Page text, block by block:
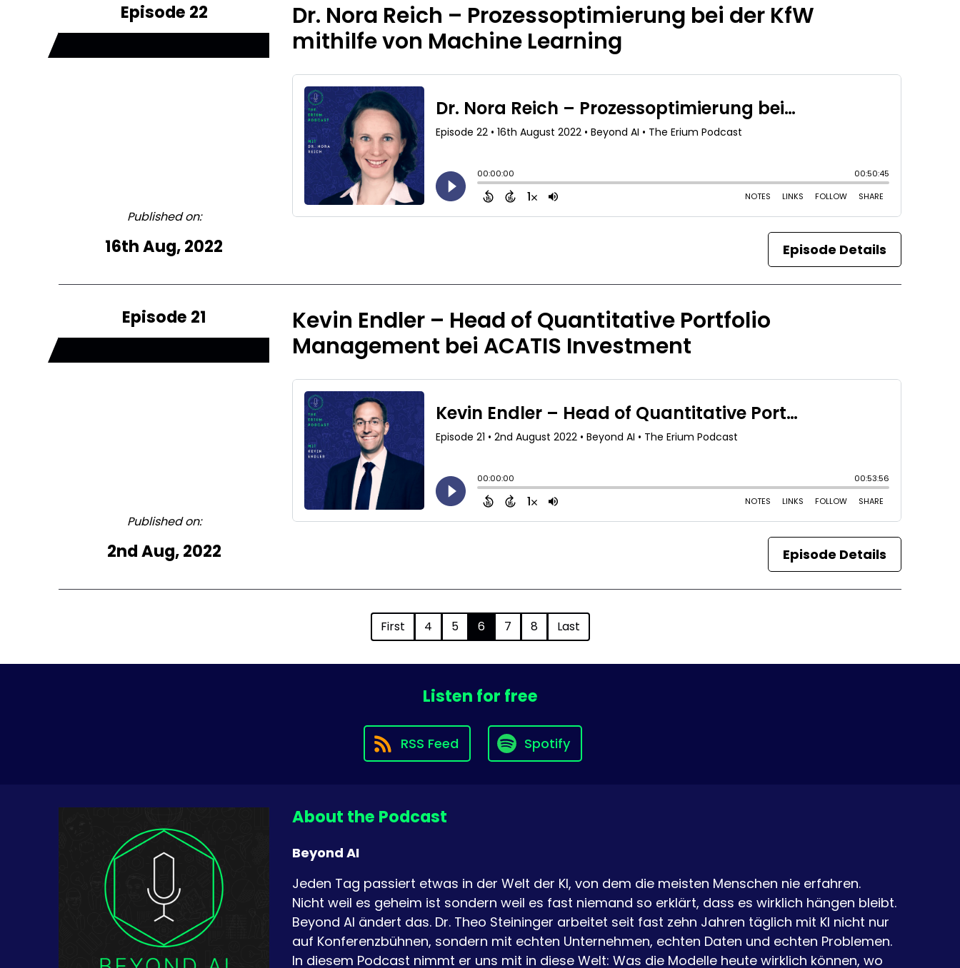
Episode 22
Published on:
16th Aug, 2022
Dr. Nora Reich – Prozessoptimierung bei der KfW
mithilfe von Machine Learning
Episode Details
Episode 21
Published on:
2nd Aug, 2022
Kevin Endler – Head of Quantitative Portfolio
Management bei ACATIS Investment
Episode Details
First 4 5 6 7 8 Last
Listen for free
RSS Feed Spotify
About the Podcast
Beyond AI
Jeden Tag passiert etwas in der Welt der KI, von dem die meisten Menschen nie erfahren.
Nicht weil es geheim ist sondern weil es fast niemand so erklärt, dass es wirklich hängen bleibt.
Beyond AI ändert das. Dr. Theo Steininger arbeitet seit fast zehn Jahren täglich mit KI nicht nur
auf Konferenzbühnen, sondern mit echten Unternehmen, echten Daten und echten Problemen.
In diesem Podcast nimmt er uns mit in diese Welt: Was die Modelle heute wirklich können, wo